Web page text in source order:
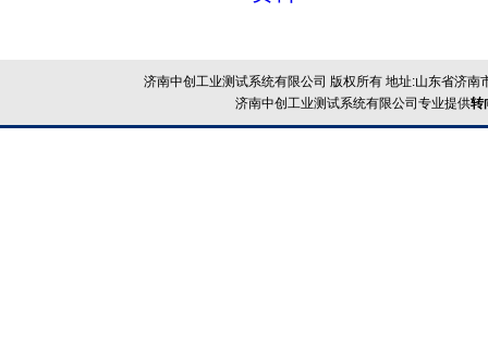
济南中创工业测试系统有限公司 版权所有 地址:山东省济
济南中创工业测试系统有限公司专业提供转